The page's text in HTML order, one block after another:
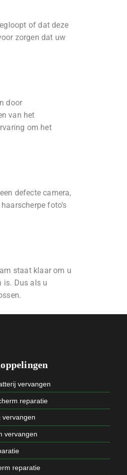
of dat deze
zorgen dat uw
door
van het
om het
defecte camera,
foto’s
staat klaar om u
is. Dus als u
vervangen
reparatie
vervangen
vervangen
reparatie